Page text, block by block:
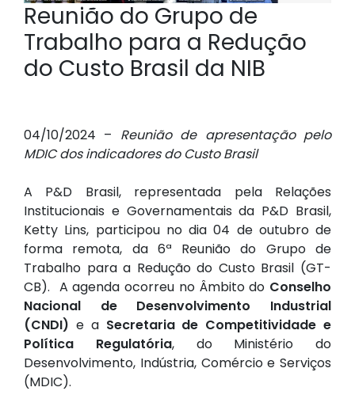
Reunião do Grupo de
Trabalho para a Redução
do Custo Brasil da NIB
04/10/2024 – Reunião de apresentação pelo
MDIC dos indicadores do Custo Brasil
A P&D Brasil, representada pela Relações
Institucionais e Governamentais da P&D Brasil,
Ketty Lins, participou no dia 04 de outubro de
forma remota, da 6ª Reunião do Grupo de
Trabalho para a Redução do Custo Brasil (GT-
CB). A agenda ocorreu no Âmbito do Conselho
Nacional de Desenvolvimento Industrial
(CNDI) e a Secretaria de Competitividade e
Política Regulatória, do Ministério do
Desenvolvimento, Indústria, Comércio e Serviços
(MDIC).